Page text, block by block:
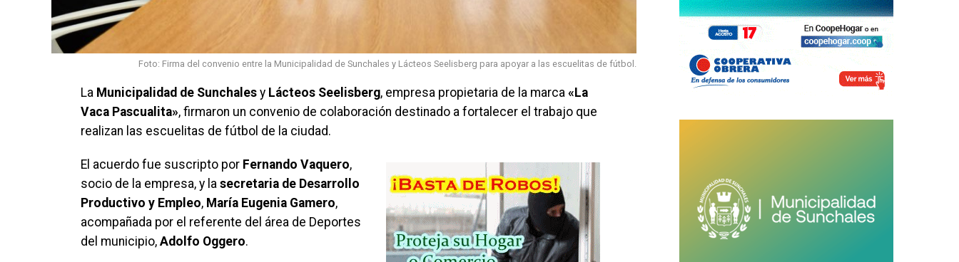
Foto: Firma del convenio entre la Municipalidad de Sunchales y Lácteos Seelisberg para apoyar a las escuelitas de fútbol.
La Municipalidad de Sunchales y Lácteos Seelisberg, empresa propietaria de la marca «La
Vaca Pascualita», firmaron un convenio de colaboración destinado a fortalecer el trabajo que
realizan las escuelitas de fútbol de la ciudad.
El acuerdo fue suscripto por Fernando Vaquero,
socio de la empresa, y la secretaria de Desarrollo
Productivo y Empleo, María Eugenia Gamero,
acompañada por el referente del área de Deportes
del municipio, Adolfo Oggero.